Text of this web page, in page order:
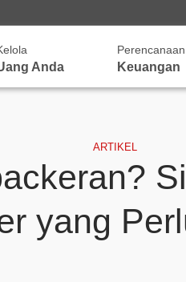
Anda
Perencanaan
Keuangan
ARTIKEL
yang